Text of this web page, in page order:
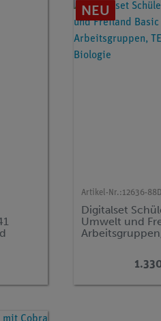
NEU
Artikel-Nr.:12636-88D
Digitalset
Umwelt und